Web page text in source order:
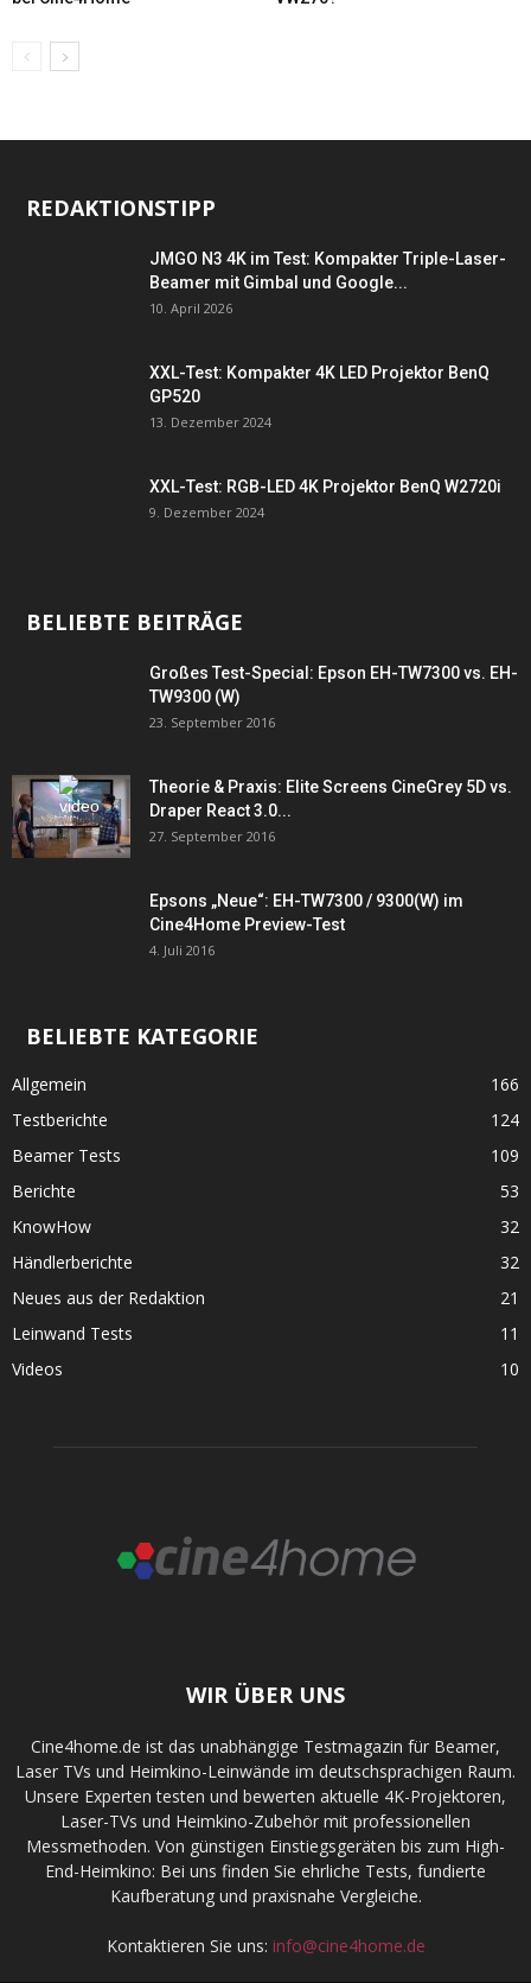
REDAKTIONSTIPP
JMGO N3 4K im Test: Kompakter Triple-Laser-
Beamer mit Gimbal und Google...
10. April 2026
XXL-Test: Kompakter 4K LED Projektor BenQ
GP520
13. Dezember 2024
XXL-Test: RGB-LED 4K Projektor BenQ W2720i
9. Dezember 2024
BELIEBTE BEITRÄGE
Großes Test-Special: Epson EH-TW7300 vs. EH-
TW9300 (W)
23. September 2016
Theorie & Praxis: Elite Screens CineGrey 5D vs.
Draper React 3.0...
27. September 2016
Epsons „Neue“: EH-TW7300 / 9300(W) im
Cine4Home Preview-Test
4. Juli 2016
BELIEBTE KATEGORIE
Allgemein
166
Testberichte
124
Beamer Tests
109
Berichte
53
KnowHow
32
Händlerberichte
32
Neues aus der Redaktion
21
Leinwand Tests
11
Videos
10
WIR ÜBER UNS
Cine4home.de ist das unabhängige Testmagazin für Beamer,
Laser TVs und Heimkino-Leinwände im deutschsprachigen Raum.
Unsere Experten testen und bewerten aktuelle 4K-Projektoren,
Laser-TVs und Heimkino-Zubehör mit professionellen
Messmethoden. Von günstigen Einstiegsgeräten bis zum High-
End-Heimkino: Bei uns finden Sie ehrliche Tests, fundierte
Kaufberatung und praxisnahe Vergleiche.
Kontaktieren Sie uns: info@cine4home.de